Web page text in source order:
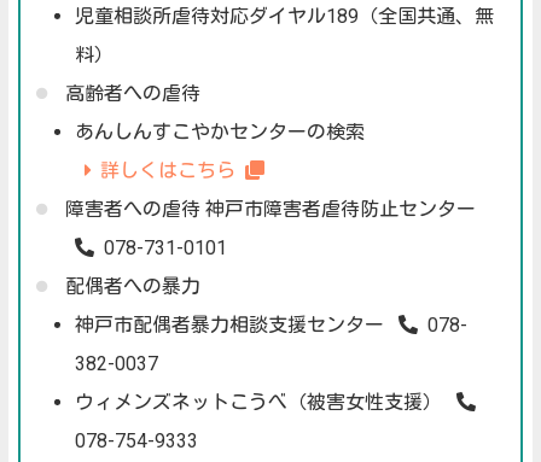
児童相談所虐待対応ダイヤル189（全国共通、無
料）
高齢者への虐待
あんしんすこやかセンターの検索
詳しくはこちら
障害者への虐待 神戸市障害者虐待防止センター
078-731-0101
配偶者への暴力
神戸市配偶者暴力相談支援センター 078-
382-0037
ウィメンズネットこうべ（被害女性支援）
078-754-9333